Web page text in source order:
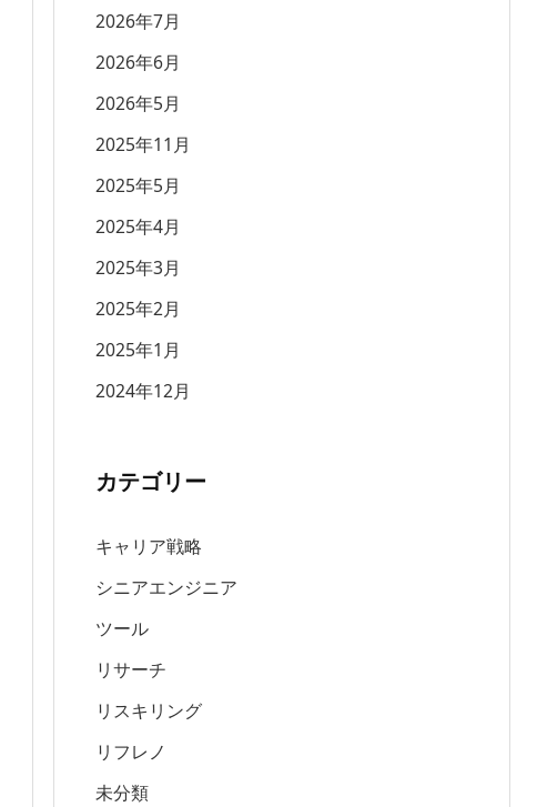
2026年7月
2026年6月
2026年5月
2025年11月
2025年5月
2025年4月
2025年3月
2025年2月
2025年1月
2024年12月
カテゴリー
キャリア戦略
シニアエンジニア
ツール
リサーチ
リスキリング
リフレノ
未分類